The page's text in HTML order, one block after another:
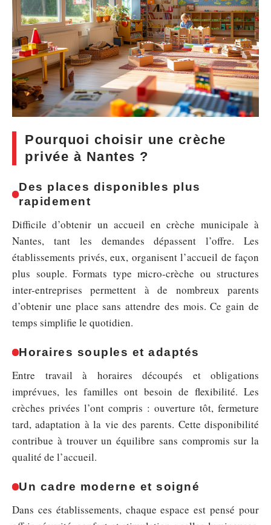
Pourquoi choisir une crèche
privée à Nantes ?
Des places disponibles plus
rapidement
Difficile d’obtenir un accueil en crèche municipale à
Nantes, tant les demandes dépassent l’offre. Les
établissements privés, eux, organisent l’accueil de façon
plus souple. Formats type micro-crèche ou structures
inter-entreprises permettent à de nombreux parents
d’obtenir une place sans attendre des mois. Ce gain de
temps simplifie le quotidien.
Horaires souples et adaptés
Entre travail à horaires découpés et obligations
imprévues, les familles ont besoin de flexibilité. Les
crèches privées l’ont compris : ouverture tôt, fermeture
tard, adaptation à la vie des parents. Cette disponibilité
contribue à trouver un équilibre sans compromis sur la
qualité de l’accueil.
Un cadre moderne et soigné
Dans ces établissements, chaque espace est pensé pour